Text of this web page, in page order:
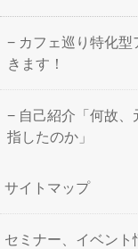
カフェ巡り特化
きます！
自己紹介「何故、
指したのか」
サイトマップ
セミナー、イベント